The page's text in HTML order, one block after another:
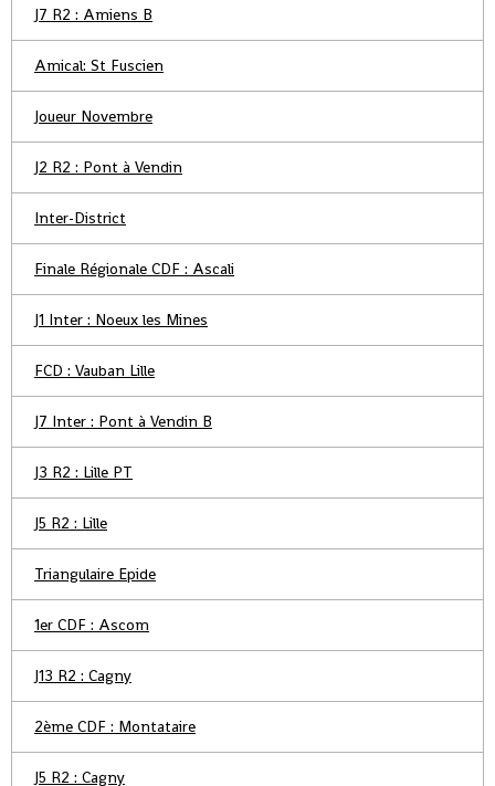
J7 R2 : Amiens B
Amical: St Fuscien
Joueur Novembre
J2 R2 : Pont à Vendin
Inter-District
Finale Régionale CDF : Ascali
J1 Inter : Noeux les Mines
FCD : Vauban Lille
J7 Inter : Pont à Vendin B
J3 R2 : Lille PT
J5 R2 : Lille
Triangulaire Epide
1er CDF : Ascom
J13 R2 : Cagny
2ème CDF : Montataire
J5 R2 : Cagny